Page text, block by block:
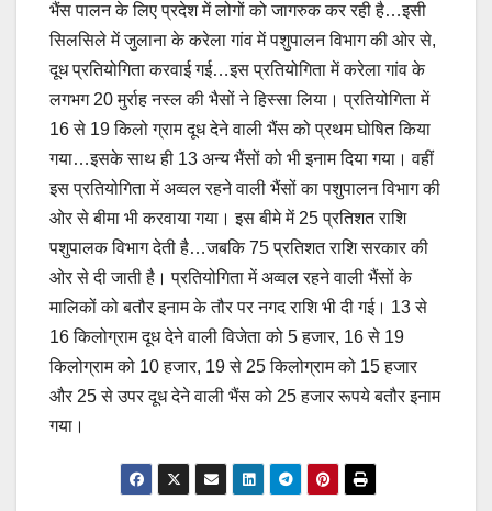
भैंस पालन के लिए प्रदेश में लोगों को जागरुक कर रही है…इसी
सिलसिले में जुलाना के करेला गांव में पशुपालन विभाग की ओर से,
दूध प्रतियोगिता करवाई गई…इस प्रतियोगिता में करेला गांव के
लगभग 20 मुर्राह नस्ल की भैसों ने हिस्सा लिया। प्रतियोगिता में
16 से 19 किलो ग्राम दूध देने वाली भैंस को प्रथम घोषित किया
गया…इसके साथ ही 13 अन्य भैंसों को भी इनाम दिया गया। वहीं
इस प्रतियोगिता में अव्वल रहने वाली भैंसों का पशुपालन विभाग की
ओर से बीमा भी करवाया गया। इस बीमे में 25 प्रतिशत राशि
पशुपालक विभाग देती है…जबकि 75 प्रतिशत राशि सरकार की
ओर से दी जाती है। प्रतियोगिता में अव्वल रहने वाली भैंसों के
मालिकों को बतौर इनाम के तौर पर नगद राशि भी दी गई। 13 से
16 किलोग्राम दूध देने वाली विजेता को 5 हजार, 16 से 19
किलोग्राम को 10 हजार, 19 से 25 किलोग्राम को 15 हजार
और 25 से उपर दूध देने वाली भैंस को 25 हजार रूपये बतौर इनाम
गया।